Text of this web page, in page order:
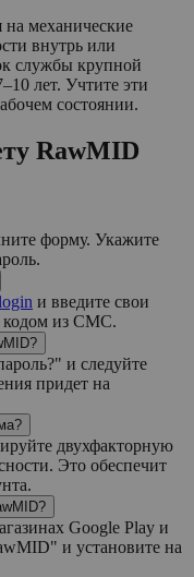
на механические
внутрь или
службы крупной
лет. Учтите эти
состоянии.
RawMID
форму. Укажите
и введите свои
кодом из СМС.
и следуйте
придет на
двухфакторную
Это обеспечит
Google Play и
и установите на